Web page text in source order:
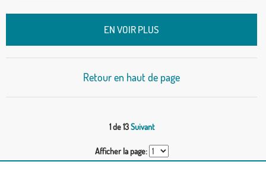
EN VOIR PLUS
Retour en haut de page
1 de 13 Suivant
Afficher la page: